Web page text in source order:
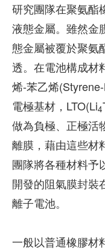
研究團隊在聚氨酯
液態金屬。雖然金
態金屬被覆於聚氨
透。在電池構成材
烯-苯乙烯
電極基材，LTO(Li4
做為負極、正極活
離膜，藉由這些材
團隊將各種材料予
開發的阻氣膜封裝
離子電池。
一般以普通橡膠材